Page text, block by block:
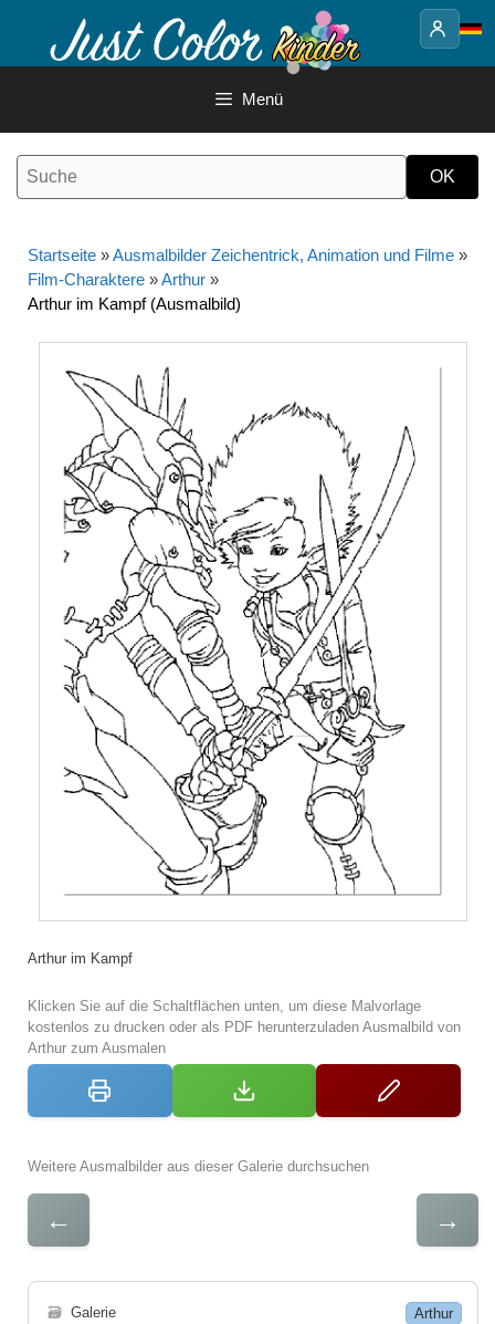
Inhalt
Menü
Startseite »Ausmalbilder Zeichentrick, Animation und Filme »
Film-Charaktere »Arthur »
Arthur im Kampf (Ausmalbild)
Arthur im Kampf
Klicken Sie auf die Schaltflächen unten, um diese Malvorlage
kostenlos zu drucken oder als PDF herunterzuladen Ausmalbild von
Arthur zum Ausmalen
Weitere Ausmalbilder aus dieser Galerie durchsuchen
← →
🗃 Galerie Arthur